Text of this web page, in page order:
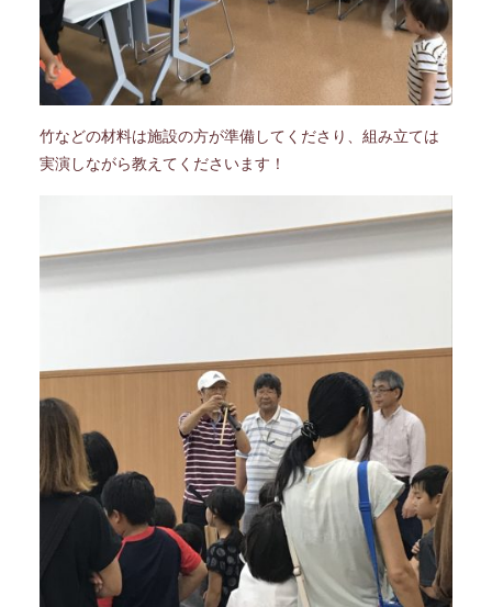
竹などの材料は施設の方が準備してくださり、組み立ては
実演しながら教えてくださいます！